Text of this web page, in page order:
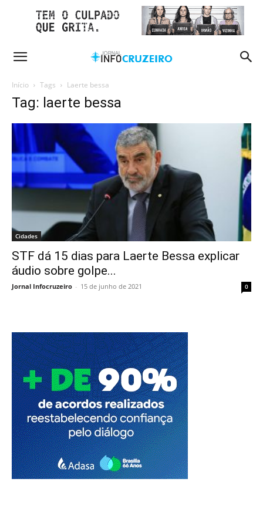
Início Tags Laerte bessa
Tag: laerte bessa
Cidades
STF dá 15 dias para Laerte Bessa explicar
áudio sobre golpe...
Jornal Infocruzeiro - 15 de junho de 2021 0